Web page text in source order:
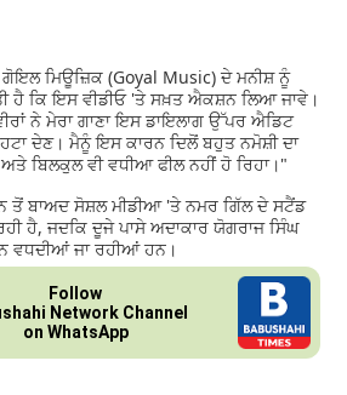
ਗੋਇਲ ਮਿਊਜ਼ਿਕ (Goyal Music) ਦੇ ਮਨੀਸ਼ ਨੂੰ
ਹੈ ਕਿ ਇਸ ਵੀਡੀਓ 'ਤੇ ਸਖ਼ਤ ਐਕਸ਼ਨ ਲਿਆ ਜਾਵੇ।
ਨੇ ਮੇਰਾ ਗਾਣਾ ਇਸ ਡਾਇਲਾਗ ਉੱਪਰ ਐਡਿਟ
ਦੇਣ। ਮੈਨੂੰ ਇਸ ਕਾਰਨ ਦਿਲੋਂ ਬਹੁਤ ਨਮੋਸ਼ੀ ਦਾ
ਬਿਲਕੁਲ ਵੀ ਵਧੀਆ ਫੀਲ ਨਹੀਂ ਹੋ ਰਿਹਾ।"
ਬਾਅਦ ਸੋਸ਼ਲ ਮੀਡੀਆ 'ਤੇ ਨਮਰ ਗਿੱਲ ਦੇ ਸਟੈਂਡ
ਰਹੀ ਹੈ, ਜਦਕਿ ਦੂਜੇ ਪਾਸੇ ਅਦਾਕਾਰ ਯੋਗਰਾਜ ਸਿੰਘ
ਵਧਦੀਆਂ ਜਾ ਰਹੀਆਂ ਹਨ।
Follow
Network Channel
on WhatsApp